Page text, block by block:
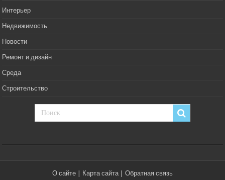
Интерьер
Недвижимость
Новости
Ремонт и дизайн
Среда
Строительство
О сайте Карта сайта| Обратная связь